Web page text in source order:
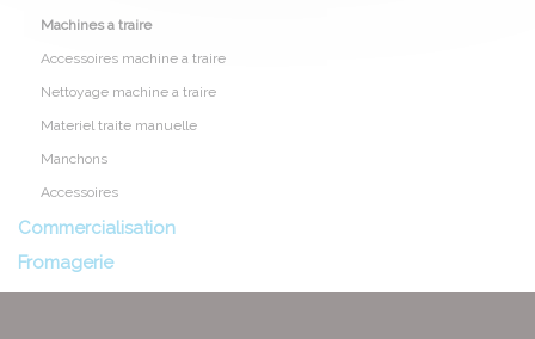
Machines a traire
Accessoires machine a traire
Nettoyage machine a traire
Materiel traite manuelle
Manchons
Accessoires
Commercialisation
Fromagerie